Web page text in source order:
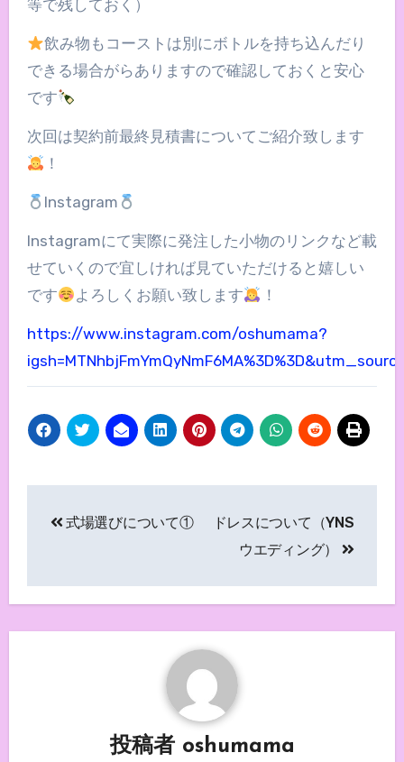
等で残しておく）
飲み物もコーストは別にボトルを持ち込んだり
できる場合がらありますので確認しておくと安心
です
次回は契約前最終見積書についてご紹介致します
！
Instagram
Instagramにて実際に発注した小物のリンクなど載
せていくので宜しければ見ていただけると嬉しい
です
よろしくお願い致します ！
https://www.instagram.com/oshumama?
ビ
式場選びについて①
ドレスについて（YNS
ウエディング）
投稿者 oshumama